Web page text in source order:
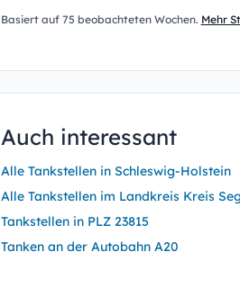
Basiert auf 75 beobachteten Wochen. Mehr
Auch interessant
Alle Tankstellen in Schleswig-Holstein
Alle Tankstellen im Landkreis Kreis
Tankstellen in PLZ 23815
Tanken an der Autobahn A20